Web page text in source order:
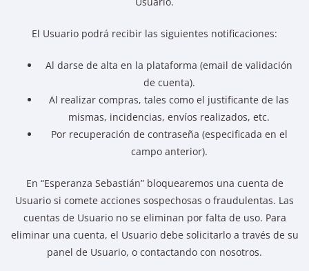
El Usuario podrá recibir las siguientes notificaciones:
Al darse de alta en la plataforma (email de validación
de cuenta).
Al realizar compras, tales como el justificante de las
mismas, incidencias, envíos realizados, etc.
Por recuperación de contraseña (especificada en el
campo anterior).
En “Esperanza Sebastián” bloquearemos una cuenta de
Usuario si comete acciones sospechosas o fraudulentas. Las
cuentas de Usuario no se eliminan por falta de uso. Para
eliminar una cuenta, el Usuario debe solicitarlo a través de su
panel de Usuario, o contactando con nosotros.